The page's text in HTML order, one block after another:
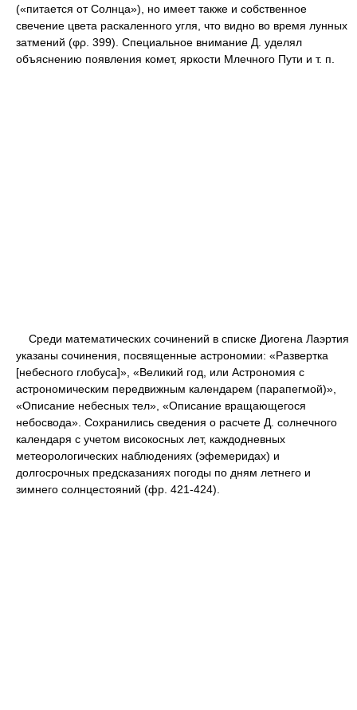
(«питается от Солнца»), но имеет также и собственное
свечение цвета раскаленного угля, что видно во время лунных
затмений (φρ. 399). Специальное внимание Д. уделял
объяснению появления комет, яркости Млечного Пути и т. п.
Среди математических сочинений в списке Диогена Лаэртия
указаны сочинения, посвященные астрономии: «Развертка
[небесного глобуса]», «Великий год, или Астрономия с
астрономическим передвижным календарем (парапегмой)»,
«Описание небесных тел», «Описание вращающегося
небосвода». Сохранились сведения о расчете Д. солнечного
календаря с учетом високосных лет, каждодневных
метеорологических наблюдениях (эфемеридах) и
долгосрочных предсказаниях погоды по дням летнего и
зимнего солнцестояний (фр. 421-424).